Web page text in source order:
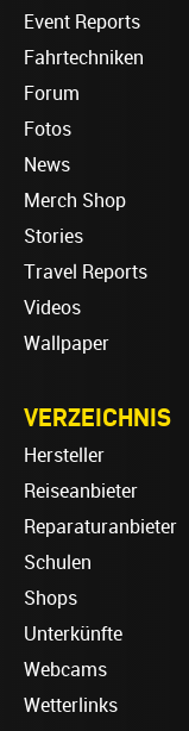
Event Reports
Fahrtechniken
Forum
Fotos
News
Merch Shop
Stories
Travel Reports
Videos
Wallpaper
VERZEICHNIS
Hersteller
Reiseanbieter
Reparaturanbieter
Schulen
Shops
Unterkünfte
Webcams
Wetterlinks